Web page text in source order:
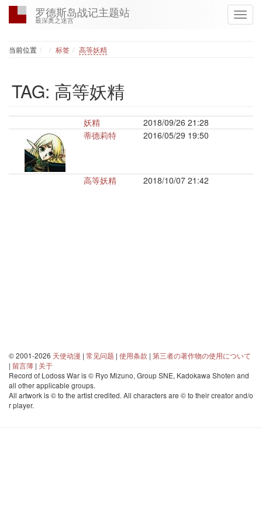
罗德斯岛战记主题站
最深奥之迷宫
当前位置 Home
标签 高等妖精
TAG: 高等妖精
妖精
2018/09/26 21:28
蒂德莉特
2016/05/29 19:50
高等妖精 2018/10/07 21:42
© 2001-2026 天使动漫 | 常见问题 | 使用条款 | 第三者の著作物の使用について
| 留言簿 | 关于
Record of Lodoss War is © Ryo Mizuno, Group SNE, Kadokawa Shoten and
all other applicable groups.
All artwork is © to the artist credited. All characters are © to their creator and/o
r player.